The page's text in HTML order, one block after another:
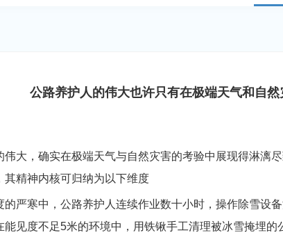
公路养护人的伟大也许只有在极端天气和自
，确实在极端天气与自然灾害的考验中展现得淋漓尽
其精神内核可归纳为以下维度
寒中，公路养护人连续作业数十小时，操作除雪设
能见度不足5米的环境中，用铁锹手工清理被冰雪掩埋